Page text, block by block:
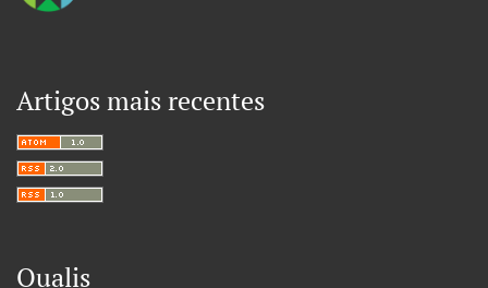
Artigos mais recentes
Qualis